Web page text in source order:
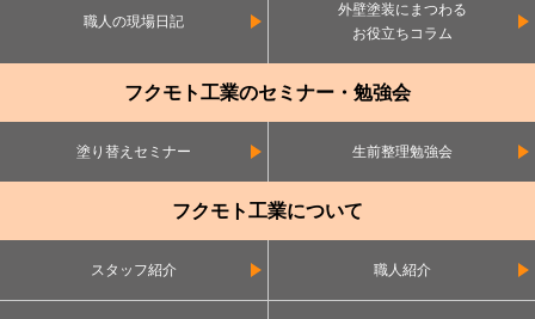
職人の現場日記
外壁塗装にまつわる
お役立ちコラム
フクモト工業のセミナー・勉強会
塗り替えセミナー 生前整理勉強会
フクモト工業について
スタッフ紹介 職人紹介